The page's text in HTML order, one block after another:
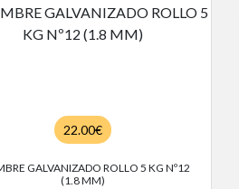
22.00€
GALVANIZADO ROLLO 5 KG Nº12
(1.8 MM)